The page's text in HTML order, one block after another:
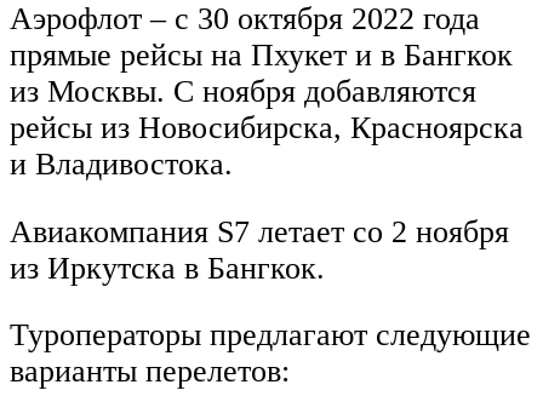
Аэрофлот – с 30 октября 2022 года
прямые рейсы на Пхукет и в Бангкок
из Москвы. С ноября добавляются
рейсы из Новосибирска, Красноярска
и Владивостока.
Авиакомпания S7 летает со 2 ноября
из Иркутска в Бангкок.
Туроператоры предлагают следующие
варианты перелетов: